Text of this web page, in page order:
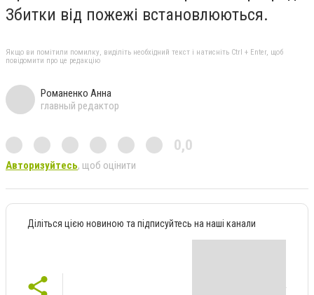
Збитки від пожежі встановлюються.
Якщо ви помітили помилку, виділіть необхідний текст і натисніть Ctrl + Enter, щоб
повідомити про це редакцію
Романенко Анна
главный редактор
0,0
Авторизуйтесь, щоб оцінити
Діліться цією новиною та підписуйтесь на наші канали